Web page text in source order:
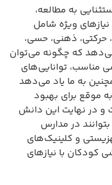
به مطالعه،
ویژه شامل
حرکتی، ذهنی، حسی،
که چگونه می‌توان
مناسب، توانایی‌های
به ما یاد می‌دهد
موقع برای بهبود
و در نهایت این دانش
در مدارس
و کلینیک‌های
کودکان با نیازهای